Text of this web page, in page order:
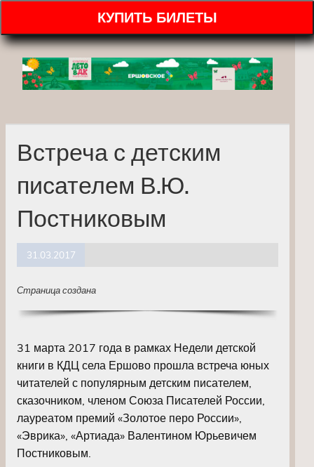
КУПИТЬ БИЛЕТЫ
Встреча с детским
писателем В.Ю.
Постниковым
31.03.2017
Страница создана
31 марта 2017 года в рамках Недели детской
книги в КДЦ села Ершово прошла встреча юных
читателей с популярным детским писателем,
сказочником, членом Союза Писателей России,
лауреатом премий «Золотое перо России»,
«Эврика», «Артиада» Валентином Юрьевичем
Постниковым.